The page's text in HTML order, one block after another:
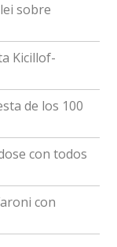
sobre
Kicillof-
de los 100
con todos
con